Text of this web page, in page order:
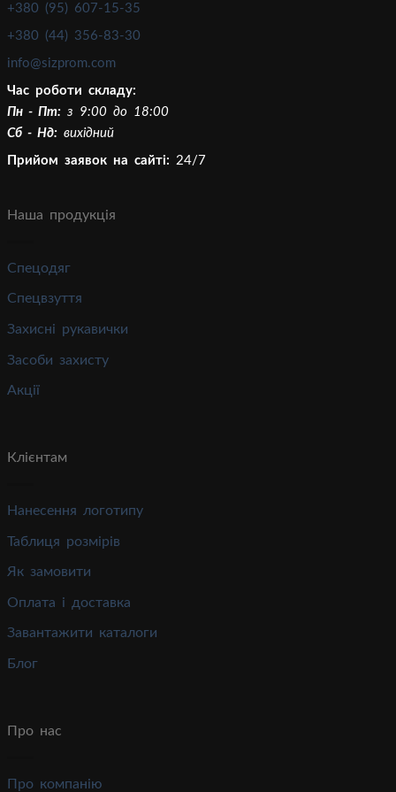
+380 (95) 607-15-35
+380 (44) 356-83-30
info@sizprom.com
Час роботи складу:
Пн - Пт: з 9:00 до 18:00
Сб - Нд: вихідний
Прийом заявок на сайті: 24/7
Наша продукція
Спецодяг
Спецвзуття
Захисні рукавички
Засоби захисту
Акції
Клієнтам
Нанесення логотипу
Таблиця розмірів
Як замовити
Оплата і доставка
Завантажити каталоги
Блог
Про нас
Про компанію